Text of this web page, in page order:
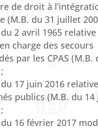
de droit à
(M.B. du 31 juillet
2 avril 1965 relative
charge des secours
par les CPAS (M.B.
17 juin 2016
publics (M.B. du
16 février 2017